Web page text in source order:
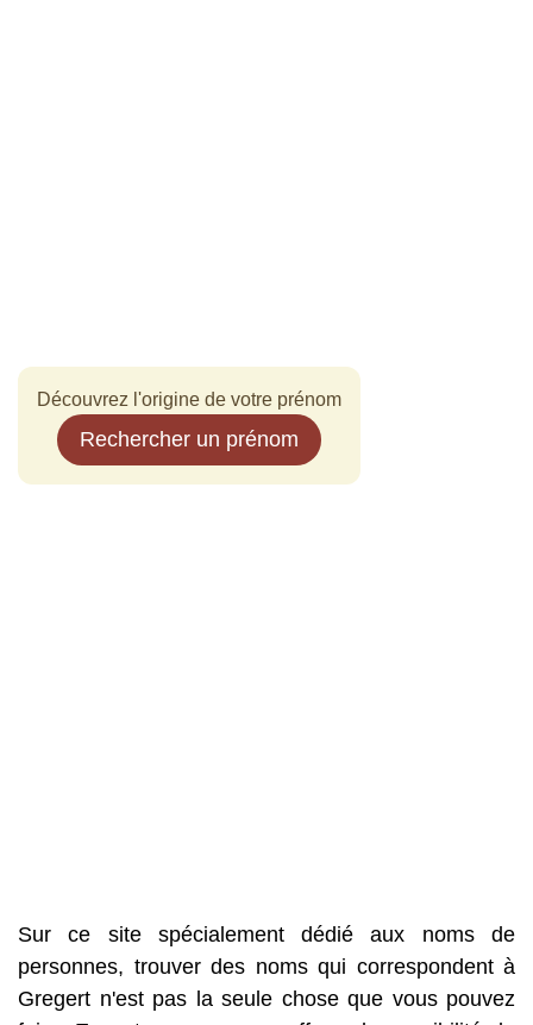
Découvrez l'origine de votre prénom
Rechercher un prénom
Sur ce site spécialement dédié aux noms de
personnes, trouver des noms qui correspondent à
Gregert n'est pas la seule chose que vous pouvez